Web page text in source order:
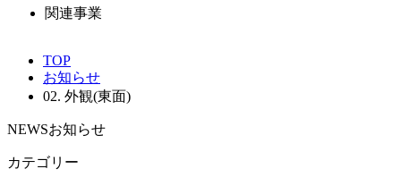
関連事業
TOP
お知らせ
02. 外観(東面)
NEWSお知らせ
カテゴリー